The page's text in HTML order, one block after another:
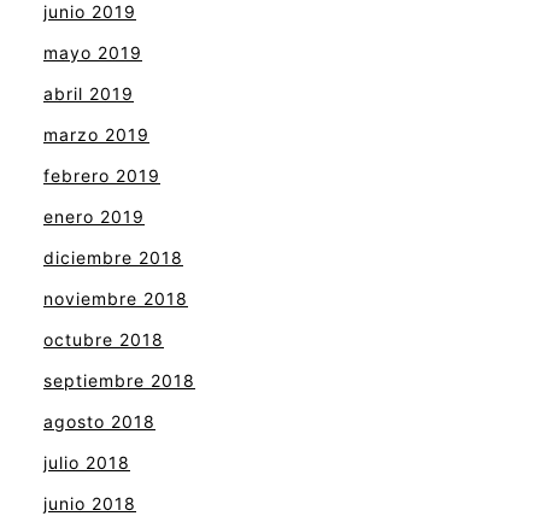
junio 2019
mayo 2019
abril 2019
marzo 2019
febrero 2019
enero 2019
diciembre 2018
noviembre 2018
octubre 2018
septiembre 2018
agosto 2018
julio 2018
junio 2018